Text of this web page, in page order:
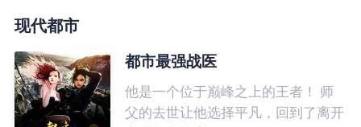
现代都市
都市最强战医
他是一个位于巅峰之上的王者！ 师
父的去世让他选择平凡，回到了离开